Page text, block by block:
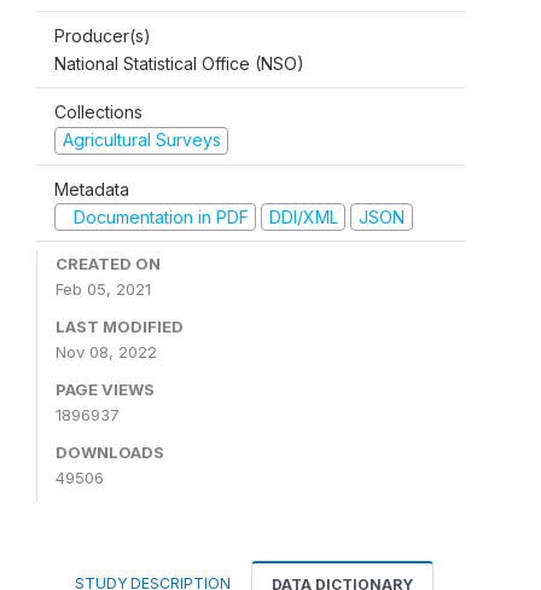
Producer(s)
National Statistical Office (NSO)
Collections
Agricultural Surveys
Metadata
Documentation in PDF
DDI/XML JSON
CREATED ON
Feb 05, 2021
LAST MODIFIED
Nov 08, 2022
PAGE VIEWS
1896937
DOWNLOADS
49506
STUDY DESCRIPTION DATA DICTIONARY